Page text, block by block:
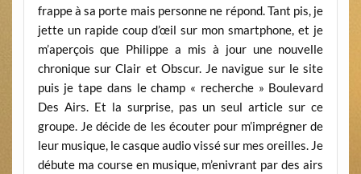
frappe à sa porte mais personne ne répond. Tant pis, je
jette un rapide coup d’œil sur mon smartphone, et je
m’aperçois que Philippe a mis à jour une nouvelle
chronique sur Clair et Obscur. Je navigue sur le site
puis je tape dans le champ « recherche » Boulevard
Des Airs. Et la surprise, pas un seul article sur ce
groupe. Je décide de les écouter pour m’imprégner de
leur musique, le casque audio vissé sur mes oreilles. Je
débute ma course en musique, m’enivrant par des airs